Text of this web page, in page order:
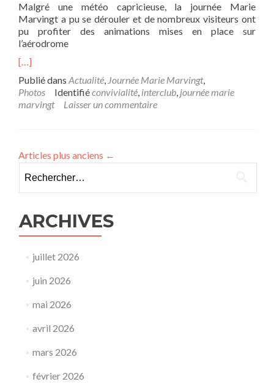
Malgré une météo capricieuse, la journée Marie
Marvingt a pu se dérouler et de nombreux visiteurs ont
pu profiter des animations mises en place sur
l’aérodrome
[…]
Publié dans Actualité, Journée Marie Marvingt,
Photos
Identifiéconvivialité, interclub, journée marie
marvingt
Laisser un commentaire
Articles plus anciens ←
ARCHIVES
juillet 2026
juin 2026
mai 2026
avril 2026
mars 2026
février 2026